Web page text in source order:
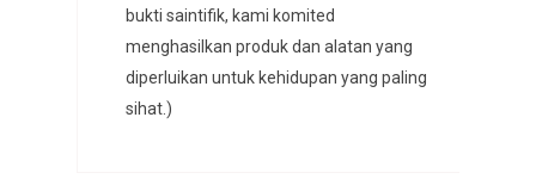
bukti saintifik, kami komited
menghasilkan produk dan alatan yang
diperluikan untuk kehidupan yang paling
sihat.)